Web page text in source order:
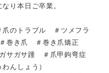
り本日ご卒業。
のトラブル ＃ツメフラ
巻き爪 ＃巻き爪矯正
サガサ踵 ＃爪甲鉤弯症
んしょう）